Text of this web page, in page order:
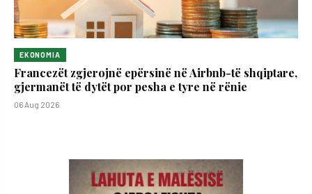
EKONOMIA
Francezët zgjerojnë epërsinë në Airbnb-të shqiptare,
gjermanët të dytët por pesha e tyre në rënie
06 Aug 2026